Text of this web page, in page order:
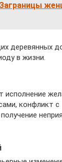
деревянных
в жизни.
исполнение
конфликт с